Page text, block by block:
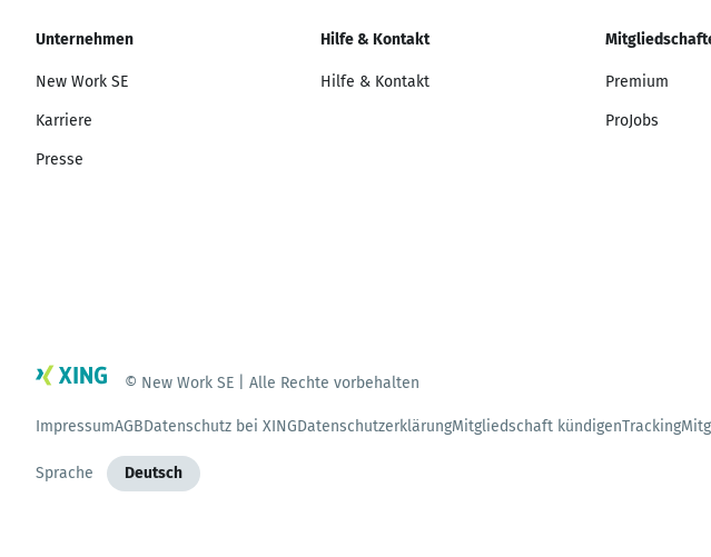
Unternehmen
New Work SE
Karriere
Presse
Hilfe & Kontakt
Hilfe & Kontakt Premium
ProJobs
© New Work SE | Alle Rechte vorbehalten
ImpressumAGBDatenschutz bei XINGDatenschutzerklärungMitgliedschaft kündigenTracking
Sprache Deutsch